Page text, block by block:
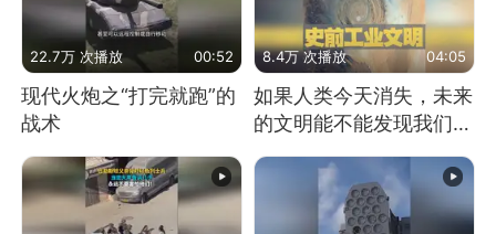
22.7万 次播放 00:52
现代火炮之“打完就跑”的
战术
8.4万 次播放 04:05
如果人类今天消失，未来
的文明能不能发现我们存